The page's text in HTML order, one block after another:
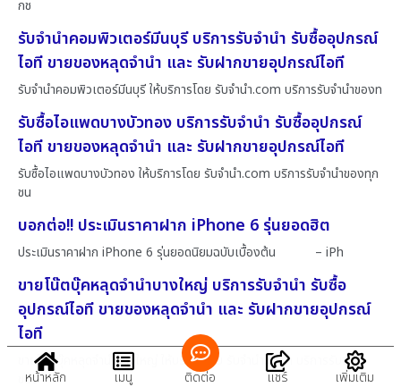
กช
รับจำนำคอมพิวเตอร์มีนบุรี บริการรับจำนำ รับซื้ออุปกรณ์
ไอที ขายของหลุดจำนำ และ รับฝากขายอุปกรณ์ไอที
รับจำนำคอมพิวเตอร์มีนบุรี ให้บริการโดย รับจํานํา.com บริการรับจำนำของท
รับซื้อไอแพดบางบัวทอง บริการรับจำนำ รับซื้ออุปกรณ์
ไอที ขายของหลุดจำนำ และ รับฝากขายอุปกรณ์ไอที
รับซื้อไอแพดบางบัวทอง ให้บริการโดย รับจํานํา.com บริการรับจำนำของทุก
ชน
บอกต่อ!! ประเมินราคาฝาก iPhone 6 รุ่นยอดฮิต
ประเมินราคาฝาก iPhone 6 รุ่นยอดนิยมฉบับเบื้องต้น – iPh
ขายโน๊ตบุ๊คหลุดจำนำบางใหญ่ บริการรับจำนำ รับซื้อ
อุปกรณ์ไอที ขายของหลุดจำนำ และ รับฝากขายอุปกรณ์
ไอที
ขายโน๊ตบุ๊คหลุดจำนำบางใหญ่ ให้บริการโดย รับจํานํา.com บริการรับจำนำ
ของ
หน้าหลัก เมนู ติดต่อ แชร์ เพิ่มเติม